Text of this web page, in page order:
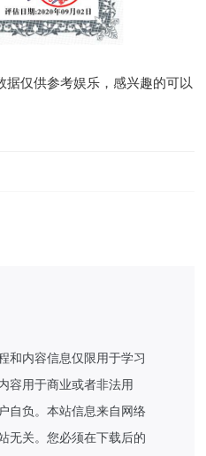
仅供参考娱乐，感兴趣的可以
和内容信息仅限用于学习
容用于商业或者非法用
自负。本站信息来自网络
无关。您必须在下载后的